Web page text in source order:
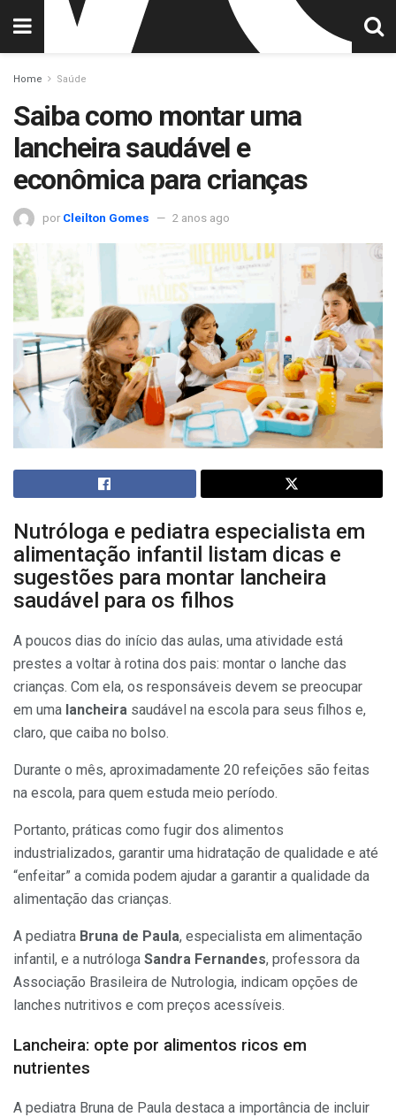
Home Saúde
Saiba como montar uma
lancheira saudável e
econômica para crianças
por Cleilton Gomes 2 anos ago
Nutróloga e pediatra especialista em
alimentação infantil listam dicas e
sugestões para montar lancheira
saudável para os filhos
A poucos dias do início das aulas, uma atividade está
prestes a voltar à rotina dos pais: montar o lanche das
crianças. Com ela, os responsáveis devem se preocupar
em uma lancheira saudável na escola para seus filhos e,
claro, que caiba no bolso.
Durante o mês, aproximadamente 20 refeições são feitas
na escola, para quem estuda meio período.
Portanto, práticas como fugir dos alimentos
industrializados, garantir uma hidratação de qualidade e até
“enfeitar” a comida podem ajudar a garantir a qualidade da
alimentação das crianças.
A pediatra Bruna de Paula, especialista em alimentação
infantil, e a nutróloga Sandra Fernandes, professora da
Associação Brasileira de Nutrologia, indicam opções de
lanches nutritivos e com preços acessíveis.
Lancheira: opte por alimentos ricos em
nutrientes
A pediatra Bruna de Paula destaca a importância de incluir